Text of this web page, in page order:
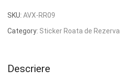
inițial
a
este:
SKU: AVX-RR09
Category: Sticker Roata de Rezerva
Descriere